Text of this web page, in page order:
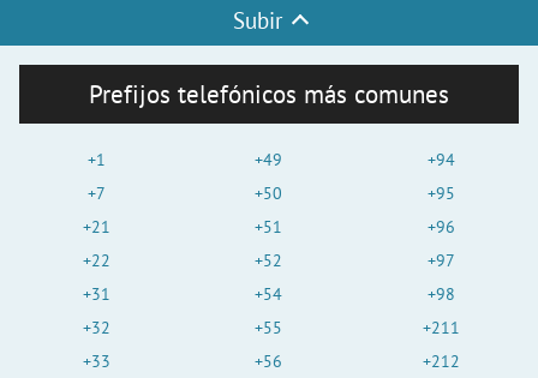
Subir
Prefijos telefónicos más comunes
+1
+7
+21
+22
+31
+32
+33
+49
+50
+51
+52
+54
+55
+56
+94
+95
+96
+97
+98
+211
+212